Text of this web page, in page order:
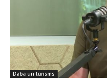
Daba un tūrisms